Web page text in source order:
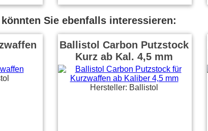
Sie ebenfalls interessieren:
Ballistol Carbon Putzstock
Kurz ab Kal. 4,5 mm
Hersteller: Ballistol